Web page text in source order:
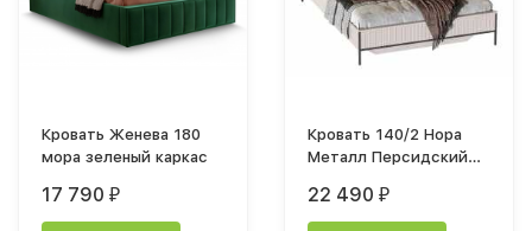
Кровать Женева 180
мора зеленый каркас
17 790 ₽
Кровать 140/2 Нора
Металл Персидский
Ромено
22 490 ₽